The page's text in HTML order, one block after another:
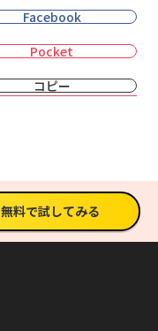
Facebook
Pocket
コピー
無料で試してみる